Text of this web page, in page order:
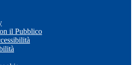
il Pubblico